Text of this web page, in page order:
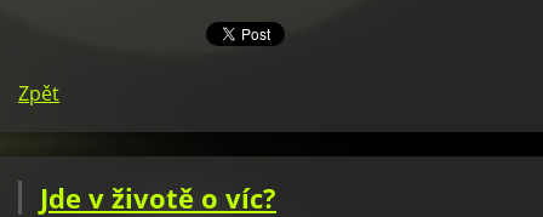
Zpět
Jde v životě o víc?